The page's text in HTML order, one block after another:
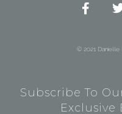
© 2021 Danielle
Subscribe To